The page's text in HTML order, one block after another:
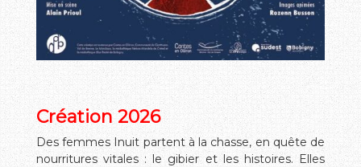
Création 2026
Des femmes Inuit partent à la chasse, en quête de
nourritures vitales : le gibier et les histoires. Elles